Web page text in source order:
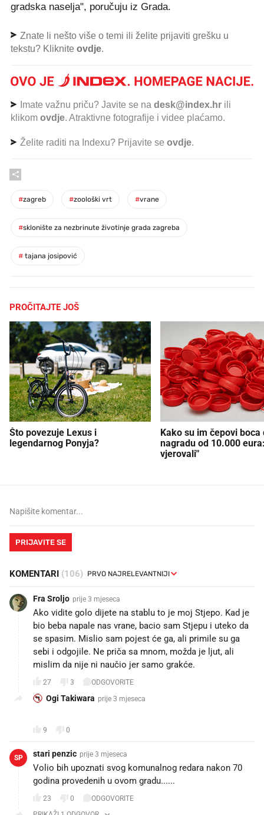
gradska naselja", poručuju iz Grada.
Znate li nešto više o temi ili želite prijaviti grešku u
tekstu? Kliknite ovdje.
Imate važnu priču? Javite se na desk@index.hr ili
klikom ovdje. Atraktivne fotografije i videe plaćamo.
Želite raditi na Indexu? Prijavite se ovdje.
#zagreb #zoološki vrt #vrane
#sklonište za nezbrinute životinje grada zagreba
# tajana josipović
PROČITAJTE JOŠ
Što povezuje Lexus i
legendarnog Ponyja?
Kako su im čepovi boca
nagradu od 10.000
vjerovali"
PRIJAVITE SE
KOMENTARI (106)
Fra Sroljo prije 3 mjeseca
Ako vidite golo dijete na stablu to je moj Stjepo. Kad je
bio beba napale nas vrane, bacio sam Stjepu i uteko da
se spasim. Mislio sam pojest će ga, ali primile su ga
sebi i odgojile. Ne priča sa mnom, možda je ljut, ali
mislim da nije ni naučio jer samo grakće.
27 3 ODGOVORITE
Ogi Takiwara prije 3 mjeseca
9 0
SP stari penzic prije 3 mjeseca
Volio bih upoznati svog komunalnog redara nakon 70
godina provedenih u ovom gradu......
23 0
ODGOVORITE